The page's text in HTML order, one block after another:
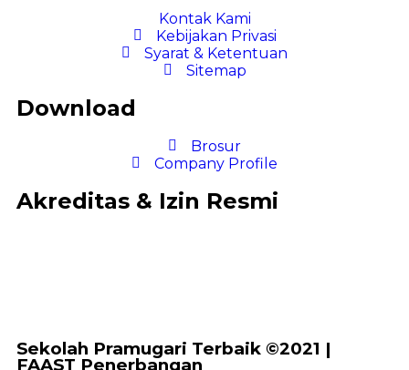
Kontak Kami
Kebijakan Privasi
Syarat & Ketentuan
Sitemap
Download
Brosur
Company Profile
Akreditas & Izin Resmi
Sekolah Pramugari Terbaik ©2021 |
FAAST Penerbangan